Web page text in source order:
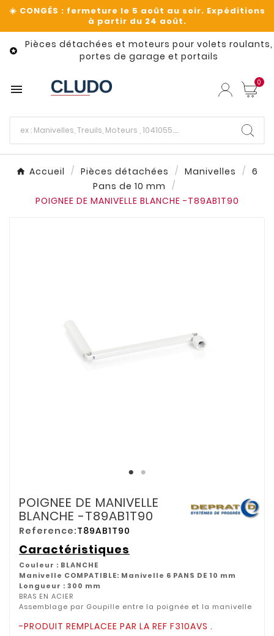

Pièces détachées et moteurs pour volets roulants,
portes de garage et portails
 0
Accueil Pièces détachées Manivelles
6
Pans de 10 mm
POIGNEE DE MANIVELLE BLANCHE -T89AB1T90
POIGNEE DE MANIVELLE
BLANCHE -T89AB1T90
Reference:T89AB1T90
Caractéristiques
Couleur : BLANCHE
Manivelle COMPATIBLE: Manivelle 6 PANS DE 10 mm
Longueur : 300 mm
BRAS EN ACIER
Assemblage par Goupille entre la poignée et la manivelle
-PRODUIT REMPLACEE PAR LA REF F310AVS .